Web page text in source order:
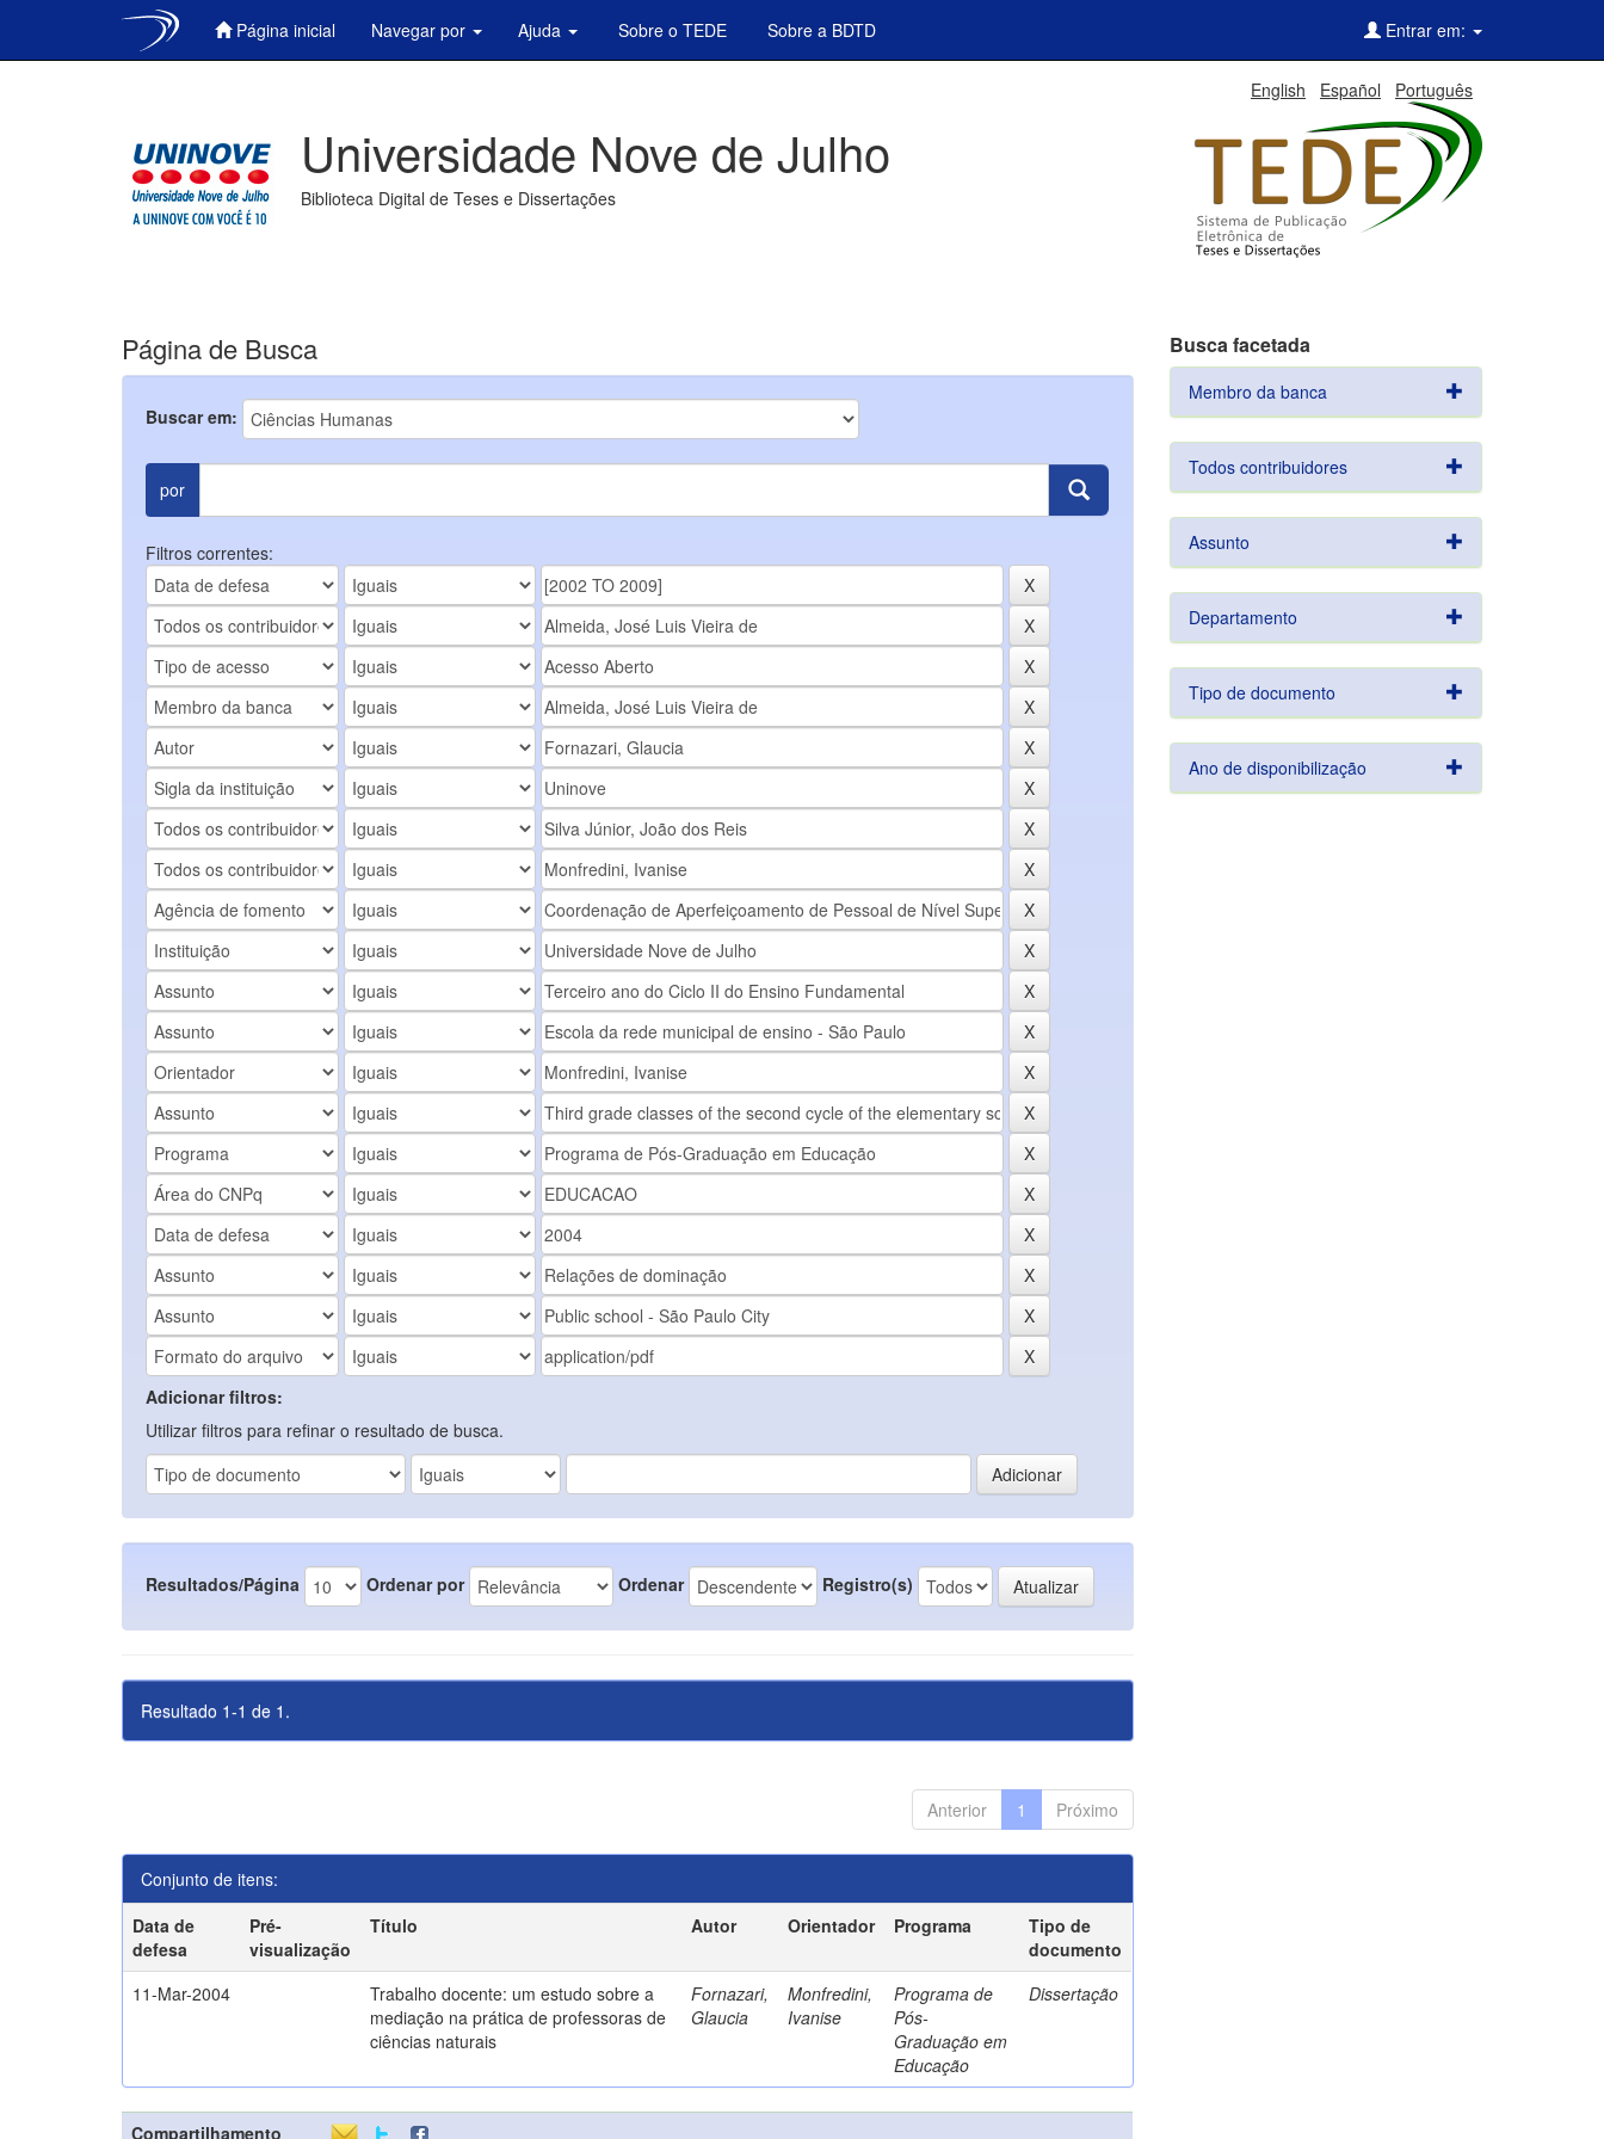
Página inicial Navegar por Ajuda Sobre o TEDE Sobre a BDTD Entrar em:
English Español Português
Universidade Nove de Julho
Biblioteca Digital de Teses e Dissertações
Página de Busca
Buscar em:
por
Filtros correntes:
Adicionar filtros:
Utilizar filtros para refinar o resultado de busca.
Resultados/Página Ordenar por Ordenar Registro(s)
Resultado 1-1 de 1.
Anterior 1 Próximo
Conjunto de itens:
Data de
defesa
Pré-
visualização
Título Autor Orientador Programa
Tipo de
documento
11-Mar-2004
Trabalho docente: um estudo sobre a
mediação na prática de professoras de
ciências naturais
Fornazari,
Glaucia
Monfredini,
Ivanise
Programa de
Pós-
Graduação em
Educação
Dissertação
Compartilhamento
Busca facetada
Membro da banca
Todos contribuidores
Assunto
Departamento
Tipo de documento
Ano de disponibilização